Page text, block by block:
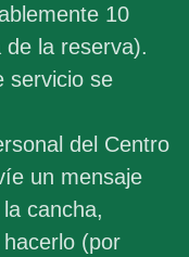
10
la reserva).
servicio se
del Centro
un mensaje
cancha,
(por